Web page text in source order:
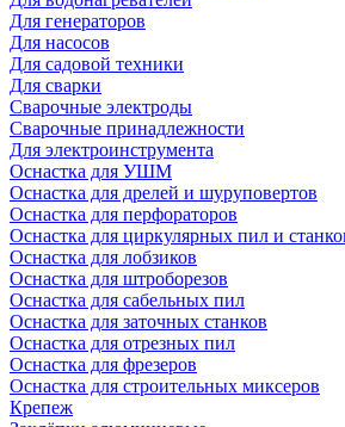
Для генераторов
Для насосов
Для садовой техники
Для сварки
Сварочные электроды
Сварочные принадлежности
Для электроинструмента
Оснастка для УШМ
Оснастка для дрелей и шуруповертов
Оснастка для перфораторов
Оснастка для циркулярных пил и
Оснастка для лобзиков
Оснастка для штроборезов
Оснастка для сабельных пил
Оснастка для заточных станков
Оснастка для отрезных пил
Оснастка для фрезеров
Оснастка для строительных миксеров
Крепеж